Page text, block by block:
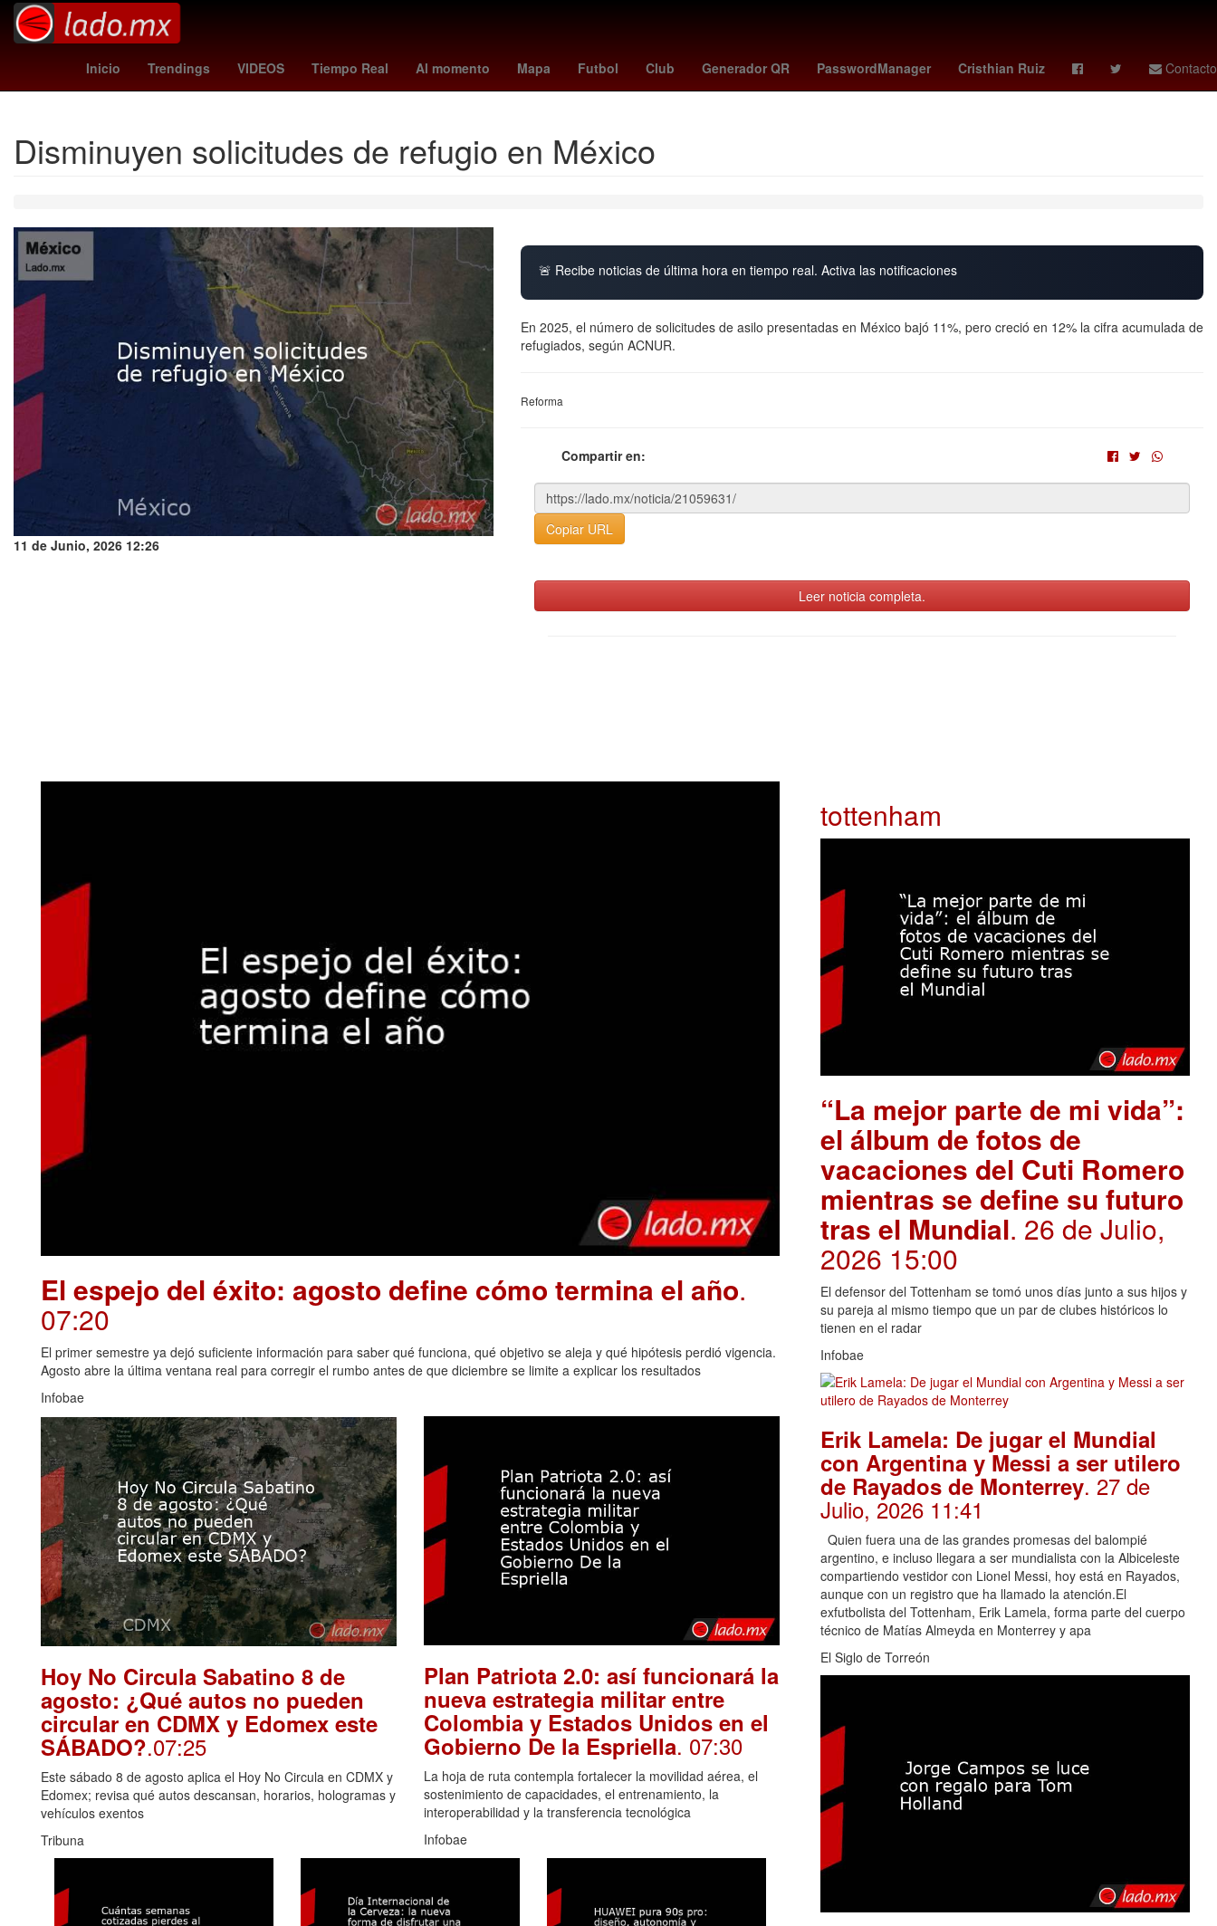
Inicio Trendings VIDEOS Tiempo Real Al momento Mapa Futbol Club Generador QR PasswordManager Cristhian Ruiz Contacto
Maradona milan tubi Rosario Anthony Davis Oblivion tottenham Pago Achraf Hakimi España
Disminuyen solicitudes de refugio en México
11 de Junio, 2026 12:26
🚨 Recibe noticias de última hora en tiempo real. Activa las notificaciones
En 2025, el número de solicitudes de asilo presentadas en México bajó 11%, pero creció en 12% la cifra acumulada de
refugiados, según ACNUR.
Reforma
Compartir en:
Copiar URL
Leer noticia completa.
El espejo del éxito: agosto define cómo termina el año.
07:20
El primer semestre ya dejó suficiente información para saber qué funciona, qué objetivo se aleja y qué hipótesis perdió vigencia.
Agosto abre la última ventana real para corregir el rumbo antes de que diciembre se limite a explicar los resultados
Infobae
Hoy No Circula Sabatino 8 de
agosto: ¿Qué autos no pueden
circular en CDMX y Edomex este
SÁBADO?.07:25
Este sábado 8 de agosto aplica el Hoy No Circula en CDMX y
Edomex; revisa qué autos descansan, horarios, hologramas y
vehículos exentos
Tribuna
Plan Patriota 2.0: así funcionará la
nueva estrategia militar entre
Colombia y Estados Unidos en el
Gobierno De la Espriella. 07:30
La hoja de ruta contempla fortalecer la movilidad aérea, el
sostenimiento de capacidades, el entrenamiento, la
interoperabilidad y la transferencia tecnológica
Infobae
tottenham
“La mejor parte de mi vida”:
el álbum de fotos de
vacaciones del Cuti Romero
mientras se define su futuro
tras el Mundial. 26 de Julio,
2026 15:00
El defensor del Tottenham se tomó unos días junto a sus hijos y
su pareja al mismo tiempo que un par de clubes históricos lo
tienen en el radar
Infobae
Erik Lamela: De jugar el Mundial
con Argentina y Messi a ser utilero
de Rayados de Monterrey. 27 de
Julio, 2026 11:41
Quien fuera una de las grandes promesas del balompié
argentino, e incluso llegara a ser mundialista con la Albiceleste
compartiendo vestidor con Lionel Messi, hoy está en Rayados,
aunque con un registro que ha llamado la atención.El
exfutbolista del Tottenham, Erik Lamela, forma parte del cuerpo
técnico de Matías Almeyda en Monterrey y apa
El Siglo de Torreón